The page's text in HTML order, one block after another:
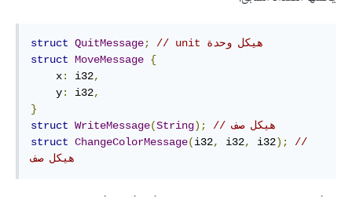
struct QuitMessage;
// unit هيكل وحدة
struct MoveMessage {
    x
: i32,
    y
: i32,
}
struct WriteMessage(String);
// هيكل صف
struct ChangeColorMessage(i32, i32, i32);
//
هيكل صف